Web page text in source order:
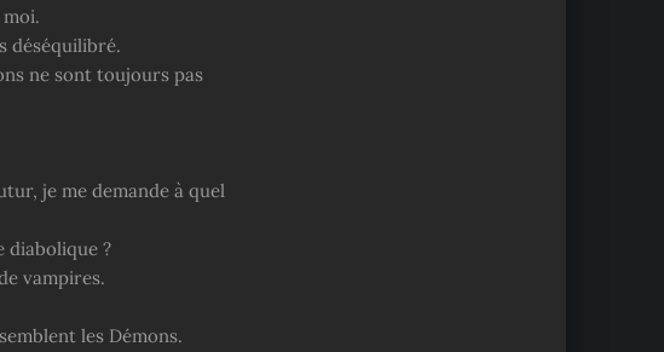
déséquilibré.
ne sont toujours pas
je me demande à quel
diabolique ?
vampires.
les Démons.